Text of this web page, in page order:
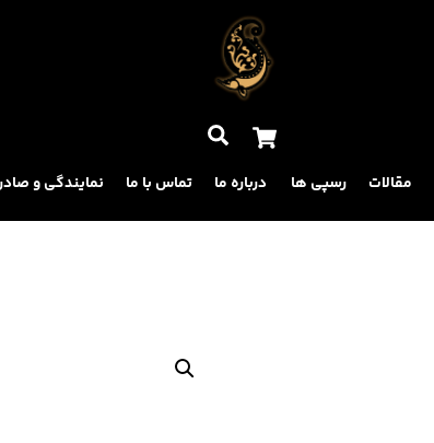
Cartجستجو
مقالات رسپی ها درباره ما تماس با ما نمایندگی و
Back
To
Top